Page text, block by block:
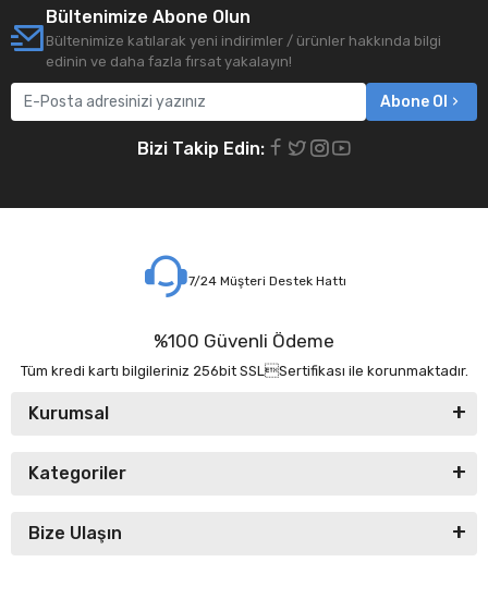
Bültenimize Abone Olun
Bültenimize katılarak yeni indirimler / ürünler hakkında bilgi
edinin ve daha fazla fırsat yakalayın!
Abone Ol
Bizi Takip Edin:
7/24 Müşteri Destek Hattı
%100 Güvenli Ödeme
Tüm kredi kartı bilgileriniz 256bit SSLSertifikası ile korunmaktadır.
Kurumsal
Kategoriler
Bize Ulaşın